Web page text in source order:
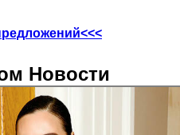
Новости